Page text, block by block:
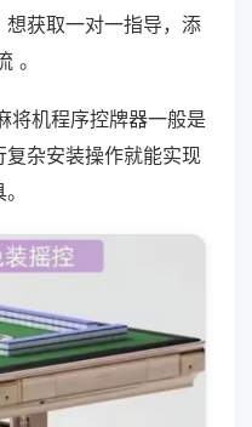
获取一对一指导，添
。
将机程序控牌器一般是
杂安装操作就能实现